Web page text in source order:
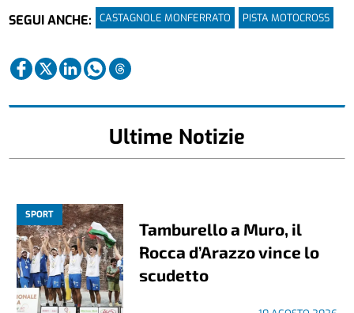
SEGUI ANCHE:
CASTAGNOLE MONFERRATO PISTA MOTOCROSS
Ultime Notizie
SPORT
Tamburello a Muro, il
Rocca d’Arazzo vince lo
scudetto